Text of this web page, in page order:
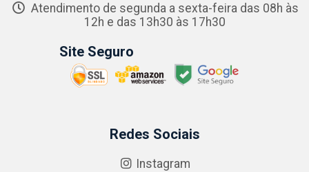
Atendimento de segunda a sexta-feira das 08h às
12h e das 13h30 às 17h30
Site Seguro
Redes Sociais
Instagram